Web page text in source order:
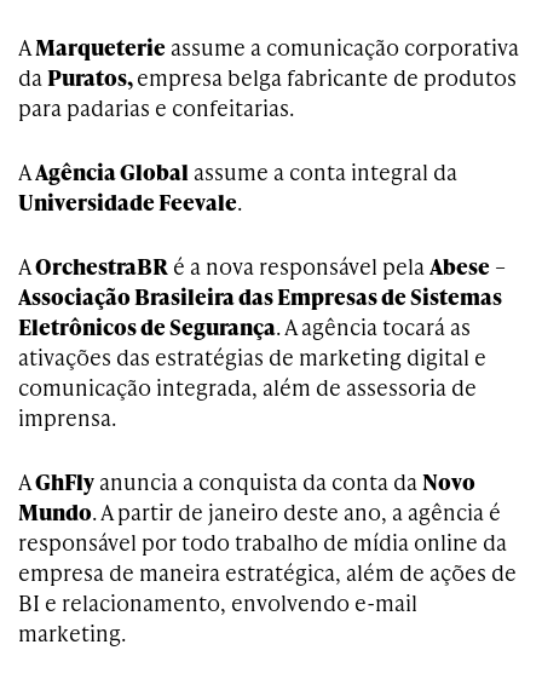
AMarqueterie assume a comunicação corporativa
daPuratos,empresa belga fabricante de produtos
para padarias e confeitarias.
AAgência Global assume a conta integral da
Universidade Feevale.
AOrchestraBR é a nova responsável pelaAbese –
Associação Brasileira das Empresas de Sistemas
Eletrônicos de Segurança. A agência tocará as
ativações das estratégias de marketing digital e
comunicação integrada, além de assessoria de
imprensa.
AGhFly anuncia a conquista da conta daNovo
Mundo. A partir de janeiro deste ano, a agência é
responsável por todo trabalho de mídia online da
empresa de maneira estratégica, além de ações de
BI e relacionamento, envolvendo e-mail
marketing.